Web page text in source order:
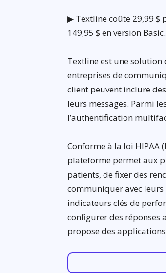
▶ Textline coûte 29,99 $
149,95 $ en version Basic.
Textline est une solution
entreprises de
client peuvent inclure
leurs messages. Parmi
l’authentification
Conforme à la loi HIPAA
plateforme permet aux
patients, de fixer des
communiquer avec
indicateurs clés de
configurer des réponses
propose des